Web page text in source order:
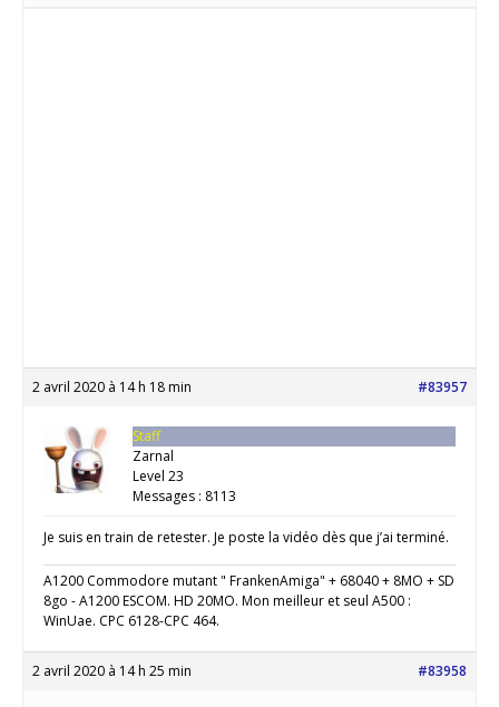
2 avril 2020 à 14 h 18 min #83957
Staff
Zarnal
Level 23
Messages : 8113
Je suis en train de retester. Je poste la vidéo dès que j’ai terminé.
A1200 Commodore mutant " FrankenAmiga" + 68040 + 8MO + SD
8go - A1200 ESCOM. HD 20MO. Mon meilleur et seul A500 :
WinUae. CPC 6128-CPC 464.
2 avril 2020 à 14 h 25 min #83958